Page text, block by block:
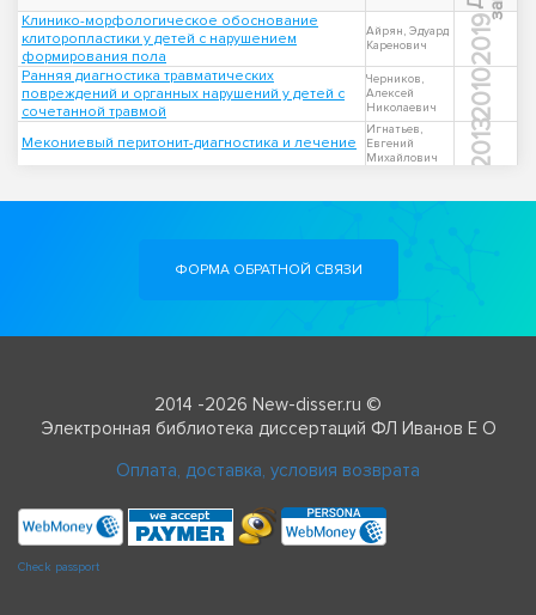
Клинико-морфологическое обоснование
клиторопластики у детей с нарушением
формирования пола
Айрян, Эдуард
Каренович
2019
Ранняя диагностика травматических
повреждений и органных нарушений у детей с
сочетанной травмой
Черников,
Алексей
Николаевич
2010
Мекониевый перитонит-диагностика и лечение
Игнатьев,
Евгений
Михайлович
2013
ФОРМА ОБРАТНОЙ СВЯЗИ
2014 -2026 New-disser.ru ©
Электронная библиотека диссертаций ФЛ Иванов Е О
Оплата, доставка, условия возврата
Check passport